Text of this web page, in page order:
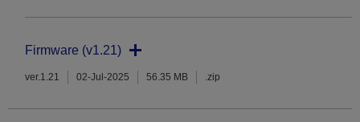
Firmware (v1.21)
ver.1.21 02-Jul-2025 56.35 MB .zip